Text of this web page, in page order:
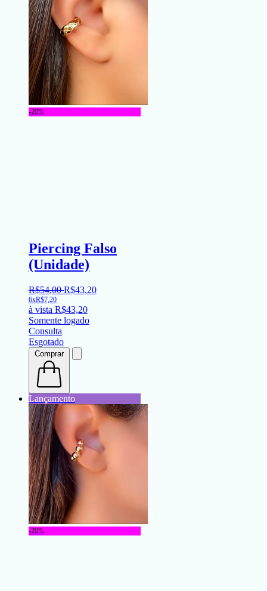
-20%
Piercing Falso
(Unidade)
R$54,00 R$43,20
6xR$7,20
à vista R$43,20
Somente logado
Consulta
Esgotado
Comprar
-20%